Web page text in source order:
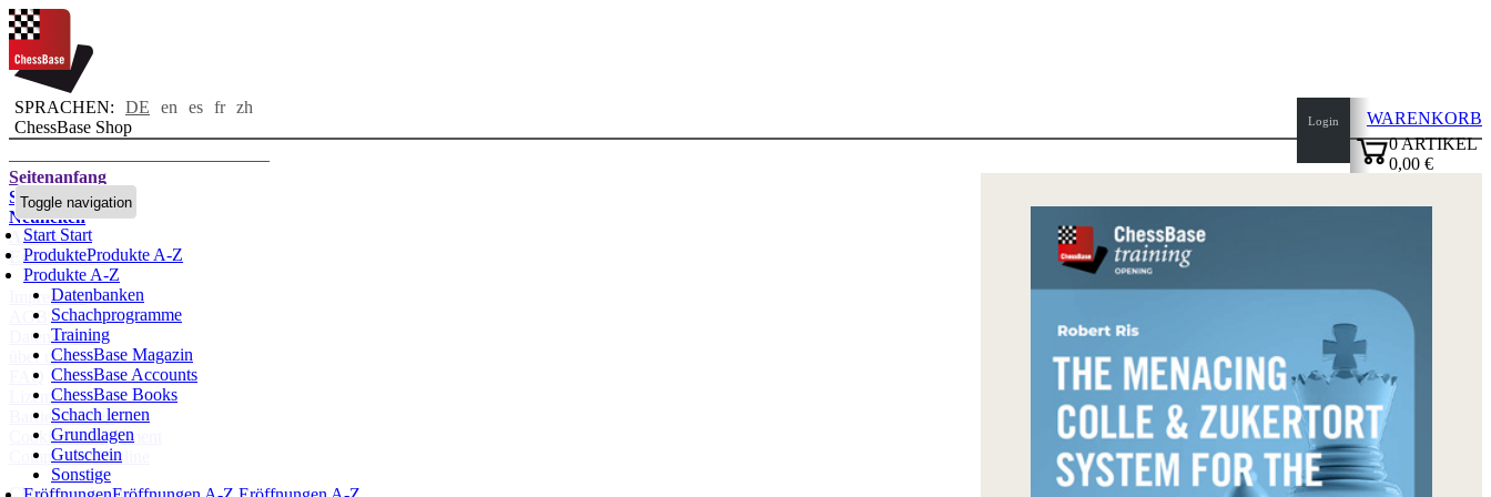
SPRACHEN: DE en es fr zh
ChessBase Shop
Toggle navigation
Start Start
ProdukteProdukte A-Z
Produkte A-Z
Datenbanken
Schachprogramme
Training
ChessBase Magazin
ChessBase Accounts
ChessBase Books
Schach lernen
Grundlagen
Gutschein
Sonstige
Login
WARENKORB
0ARTIKEL
0,00 €
Seitenanfang
Startseite
Neuheiten
Autoren
Eröffnungen
Impressum
AGB
Datenschutz
über uns
FAQ
Lizenzen
Barrierefreiheit
Cookies Management
Compliance Hotline
Chessbase Accounts